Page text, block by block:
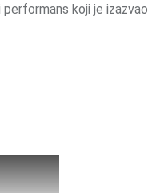
koji je izazvao